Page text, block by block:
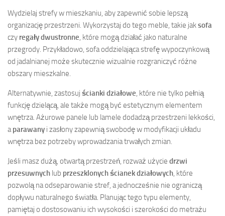
Wydzielaj strefy w mieszkaniu, aby zapewnić sobie lepszą
organizację przestrzeni. Wykorzystaj do tego meble, takie jaksofa
czy regały dwustronne, które mogą działać jako naturalne
przegrody. Przykładowo, sofa oddzielająca strefę wypoczynkową
od jadalnianej może skutecznie wizualnie rozgraniczyć różne
obszary mieszkalne.
Alternatywnie, zastosuj ścianki działowe, które nie tylko pełnią
funkcję dzielącą, ale także mogą być estetycznym elementem
wnętrza. Ażurowe panele lub lamele dodadzą przestrzeni lekkości,
aparawany i zasłony zapewnią swobodę w modyfikacji układu
wnętrza bez potrzeby wprowadzania trwałych zmian.
Jeśli masz dużą, otwartą przestrzeń, rozważ użycie drzwi
przesuwnych lub przeszklonych ścianek działowych, które
pozwolą na odseparowanie stref, a jednocześnie nie ograniczą
dopływu naturalnego światła. Planując tego typu elementy,
pamiętaj o dostosowaniu ich wysokości i szerokości do metrażu